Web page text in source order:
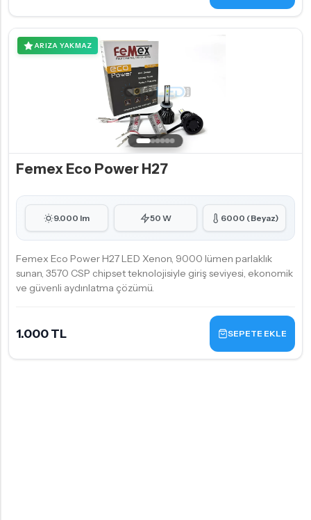
ARIZA YAKMAZ
Femex Eco Power H27
9.000 lm 50 W 6000 (Beyaz)
Femex Eco Power H27 LED Xenon, 9000 lümen parlaklık
sunan, 3570 CSP chipset teknolojisiyle giriş seviyesi, ekonomik
ve güvenli aydınlatma çözümü.
1.000 TL SEPETE EKLE